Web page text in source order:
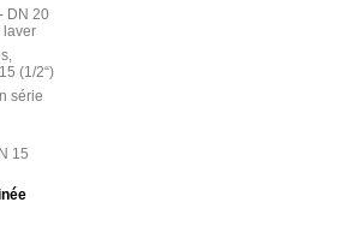
DN 20
laver
(1/2“)
série
15